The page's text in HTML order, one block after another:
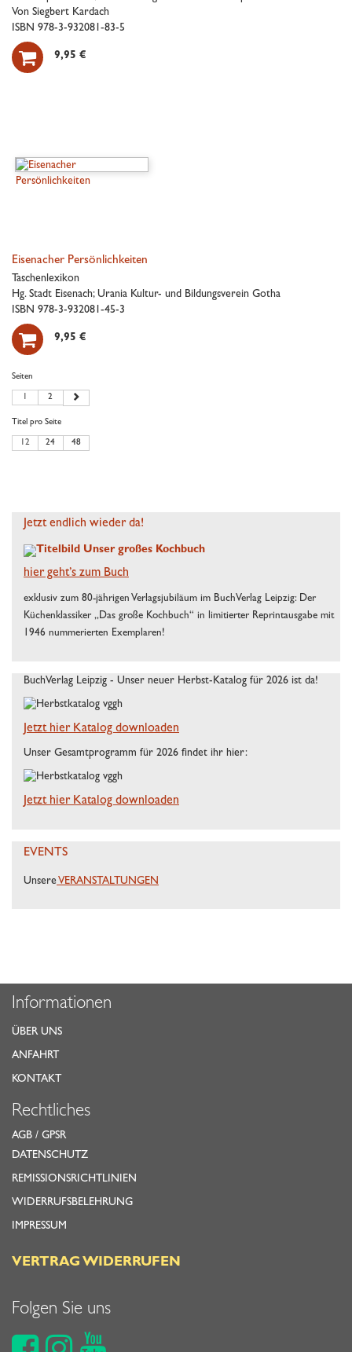
Von Siegbert Kardach
ISBN 978-3-932081-83-5
 9,95 €
Eisenacher Persönlichkeiten
Taschenlexikon
Hg. Stadt Eisenach; Urania Kultur- und Bildungsverein Gotha
ISBN 978-3-932081-45-3
 9,95 €
Seiten
1 2
Titel pro Seite
12 24 48
Jetzt endlich wieder da!
hier geht’s zum Buch
exklusiv zum 80-jährigen Verlagsjubiläum im BuchVerlag Leipzig: Der
Küchenklassiker „Das große Kochbuch“ in limitierter Reprintausgabe mit
1946 nummerierten Exemplaren!
BuchVerlag Leipzig - Unser neuer Herbst-Katalog für 2026 ist da!
Jetzt hier Katalog downloaden
Unser Gesamtprogramm für 2026 findet ihr hier:
Jetzt hier Katalog downloaden
EVENTS
Unsere VERANSTALTUNGEN
Informationen
ÜBER UNS
ANFAHRT
KONTAKT
Rechtliches
AGB / GPSR
DATENSCHUTZ
REMISSIONSRICHTLINIEN
WIDERRUFSBELEHRUNG
IMPRESSUM
VERTRAG WIDERRUFEN
Folgen Sie uns